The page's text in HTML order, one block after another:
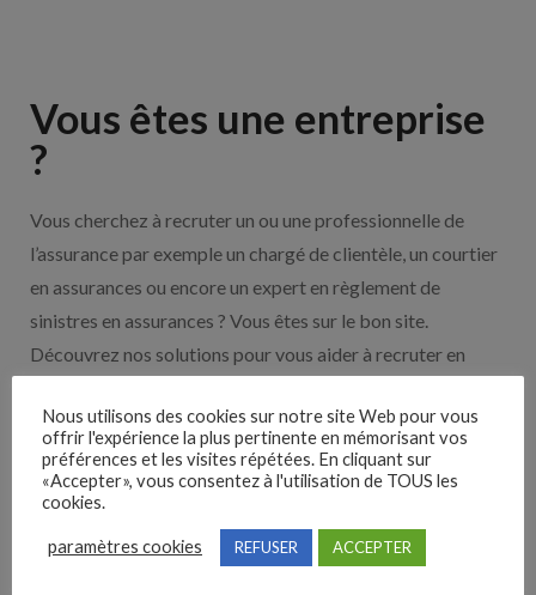
Vous êtes une entreprise
?
Vous cherchez à recruter un ou une professionnelle de
l’assurance par exemple un chargé de clientèle, un courtier
en assurances ou encore un expert en règlement de
sinistres en assurances ? Vous êtes sur le bon site.
Découvrez nos solutions pour vous aider à recruter en
Nos solutions entreprises
Découvrez nos partenaires ! Moteurs de recherches,
multidiffuseurs, sites payant… nombreux sont nos
Nous utilisons des cookies sur notre site Web pour vous
offrir l'expérience la plus pertinente en mémorisant vos
préférences et les visites répétées. En cliquant sur
«Accepter», vous consentez à l'utilisation de TOUS les
cookies.
paramètres cookies REFUSER ACCEPTER